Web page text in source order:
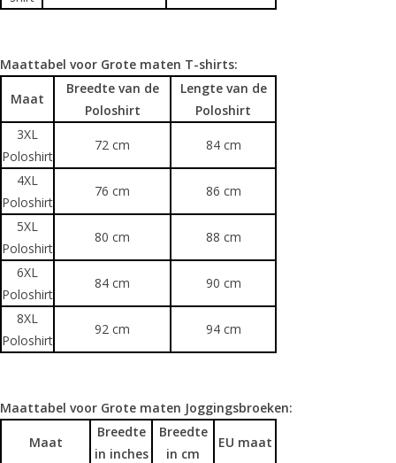
Maattabel voor Grote maten T-shirts:
Maat
Breedte van de
Poloshirt
Lengte van de
Poloshirt
3XL
Poloshirt
72 cm 84 cm
4XL
Poloshirt
76 cm 86 cm
5XL
Poloshirt
80 cm 88 cm
6XL
Poloshirt
84 cm 90 cm
8XL
Poloshirt
92 cm 94 cm
Maattabel voor Grote maten Joggingsbroeken:
Maat
Breedte
in inches
Breedte
in cm
EU maat